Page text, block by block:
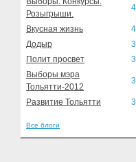
Розыгрыши.
Вкусная жизнь
Додыр
Полит просвет
Выборы мэра
Тольятти-2012
Развитие Тольятти
Все блоги